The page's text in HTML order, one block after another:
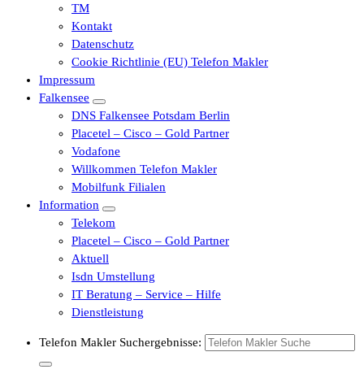
TM
Kontakt
Datenschutz
Cookie Richtlinie (EU) Telefon Makler
Impressum
Falkensee
DNS Falkensee Potsdam Berlin
Placetel – Cisco – Gold Partner
Vodafone
Willkommen Telefon Makler
Mobilfunk Filialen
Information
Telekom
Placetel – Cisco – Gold Partner
Aktuell
Isdn Umstellung
IT Beratung – Service – Hilfe
Dienstleistung
Telefon Makler Suchergebnisse: